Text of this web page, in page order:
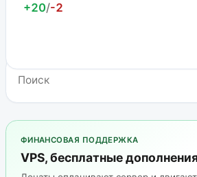
+20/-2
ФИНАНСОВАЯ ПОДДЕРЖКА
VPS, бесплатные